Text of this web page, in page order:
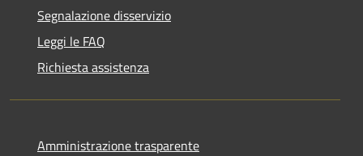
Segnalazione disservizio
Leggi le FAQ
Richiesta assistenza
Amministrazione trasparente